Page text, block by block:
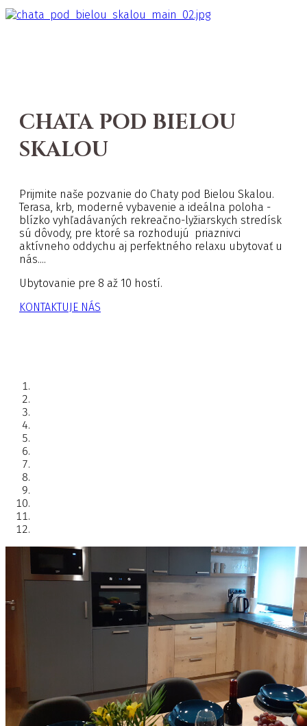
CHATA POD BIELOU
SKALOU
Prijmite naše pozvanie do Chaty pod Bielou Skalou.
Terasa, krb, moderné vybavenie a ideálna poloha -
blízko vyhľadávaných rekreačno-lyžiarskych stredísk
sú dôvody, pre ktoré sa rozhodujú priaznivci
aktívneho oddychu aj perfektného relaxu ubytovať u
nás....
Ubytovanie pre 8 až 10 hostí.
KONTAKTUJE NÁS